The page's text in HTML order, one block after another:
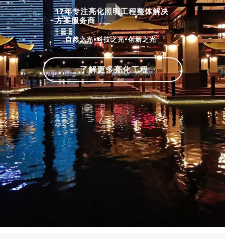
17年专注亮化照明工程整体解决
方案服务商
自然之光•科技之光•创新之光
了解更多亮化工程